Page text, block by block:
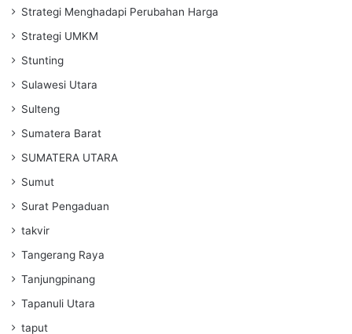
Strategi Menghadapi Perubahan Harga
Strategi UMKM
Stunting
Sulawesi Utara
Sulteng
Sumatera Barat
SUMATERA UTARA
Sumut
Surat Pengaduan
takvir
Tangerang Raya
Tanjungpinang
Tapanuli Utara
taput